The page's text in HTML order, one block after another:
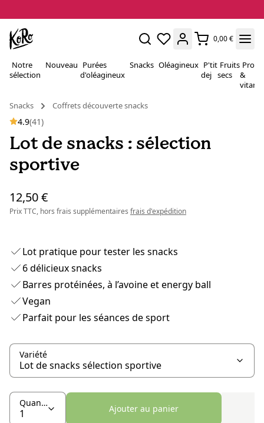
0,00 €
Notre
sélection
Nouveau Purées
d'oléagineux
Snacks Oléagineux P'tit
dej
Fruits
secs
&
Snacks
Coffrets découverte snacks
4.9(41)
Lot de snacks : sélection
sportive
12,50 €
Prix TTC, hors frais supplémentaires frais d'expédition
Lot pratique pour tester les snacks
6 délicieux snacks
Barres protéinées, à l’avoine et energy ball
Vegan
Parfait pour les séances de sport
Variété
Quantité
Ajouter au panier